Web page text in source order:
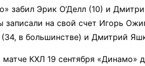
забил Эрик О’Делл (10) и
на свой счет Игорь
в большинстве) и Дмитрий
КХЛ 19 сентября «Динамо»